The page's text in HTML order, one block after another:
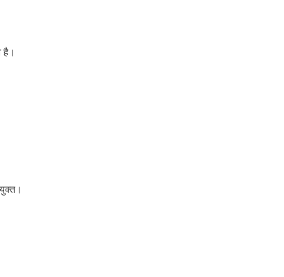
है।